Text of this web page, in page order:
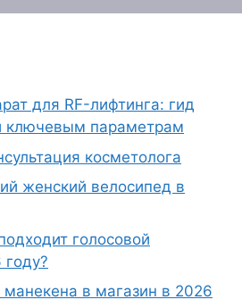
для RF-лифтинга: гид
ключевым параметрам
косметолога
женский велосипед в
голосовой
в магазин в 2026